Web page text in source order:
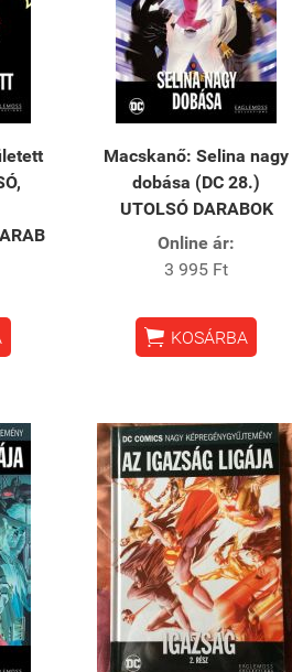
Macskanő: ​Selina nagy
dobása (DC 28.)
UTOLSÓ DARABOK
Online ár:
3 995 Ft
 KOSÁRBA